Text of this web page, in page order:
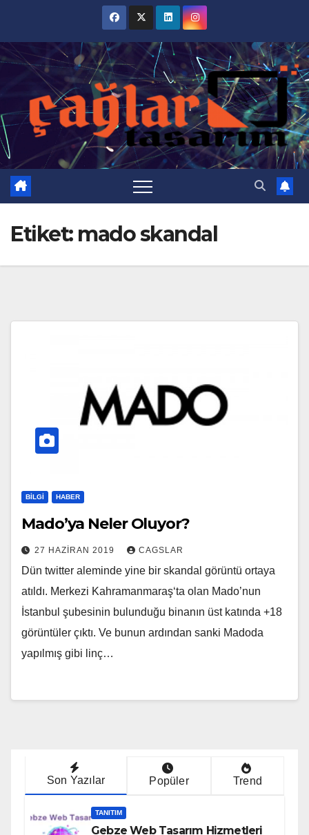
content
Etiket: mado skandal
BILGI HABER
Mado’ya Neler Oluyor?
27 HAZIRAN 2019 CAGSLAR
Dün twitter aleminde yine bir skandal görüntü ortaya
atıldı. Merkezi Kahramanmaraş‘ta olan Mado’nun
İstanbul şubesinin bulunduğu binanın üst katında +18
görüntüler çıktı. Ve bunun ardından sanki Madoda
yapılmış gibi linç…
Son Yazılar Popüler Trend
TANITIM
Gebze Web Tasarım Hizmetleri